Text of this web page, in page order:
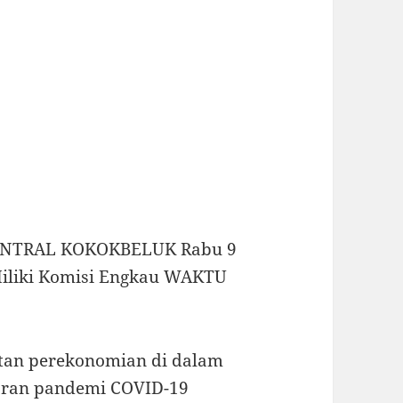
KOKOKBELUK Rabu 9
Komisi Engkau WAKTU
perekonomian di dalam
pandemi COVID-19